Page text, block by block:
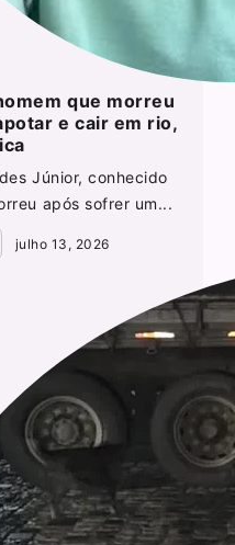
que morreu
e cair em rio,
Júnior, conhecido
após sofrer um...
julho 13, 2026